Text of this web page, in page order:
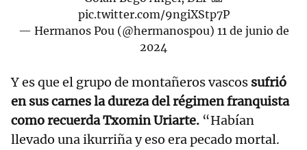
pic.twitter.com/9ngiXStp7P
— Hermanos Pou (@hermanospou) 11 de junio de
2024
Y es que el grupo de montañeros vascos sufrió
en sus carnes la dureza del régimen franquista
como recuerda Txomin Uriarte. “Habían
llevado una ikurriña y eso era pecado mortal.